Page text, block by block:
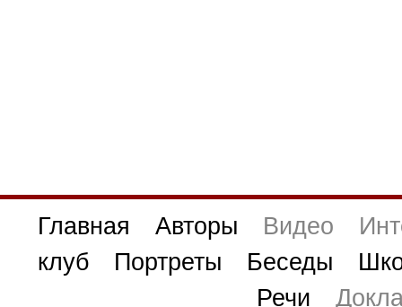
Главная Авторы Видео
клуб
Портреты Беседы
Речи